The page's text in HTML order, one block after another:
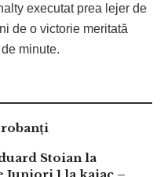
executat prea lejer de
de o victorie meritată
minute.
Stoian la